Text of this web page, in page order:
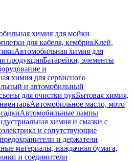
химия для мойки
для кабеля, кембрикКлей,
Автомобильная химия для
продукцияБатарейки, элементы
и
химия для сервисного
и автомобильный
для очистки рукБытовая химия,
Автомобильное масло, мото
Автомобильные лампы
химия и смазки с
и сопутствующие
и держатели
материалы, наждачная бумага,
и соединители